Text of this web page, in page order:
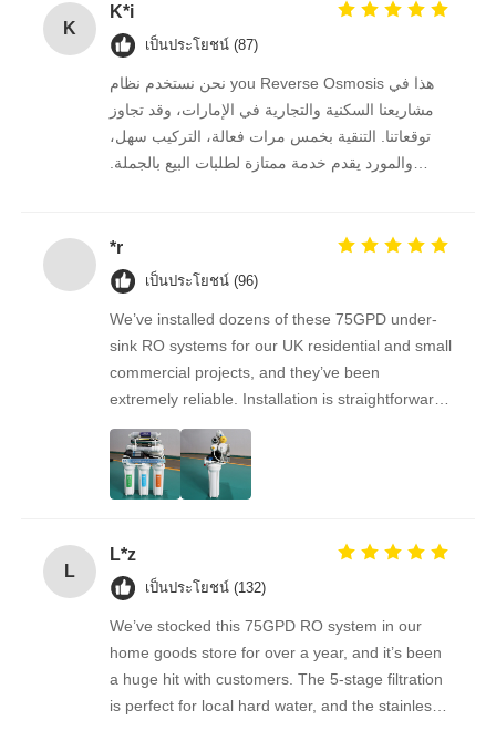
K
K*i
เป็นประโยชน์ (87)
نحن نستخدم نظام you Reverse Osmosis هذا في
مشاريعنا السكنية والتجارية في الإمارات، وقد تجاوز
توقعاتنا. التنقية بخمس مرات فعالة، التركيب سهل،
والمورد يقدم خدمة ممتازة لطلبات البيع بالجملة.
*r
เป็นประโยชน์ (96)
We’ve installed dozens of these 75GPD under-
sink RO systems for our UK residential and small
commercial projects, and they’ve been
extremely reliable. Installation is straightforward,
the filters are easy to replace, and the water
quality feedback from clients has been
overwhelmingly positive. The supplier is great to
work with — orders arrive on time, packaging is
consistent. As a repeat buyer, we couldn’t be
happier with both the product and the service.
L
L*z
เป็นประโยชน์ (132)
We’ve stocked this 75GPD RO system in our
home goods store for over a year, and it’s been
a huge hit with customers. The 5-stage filtration
is perfect for local hard water, and the stainless